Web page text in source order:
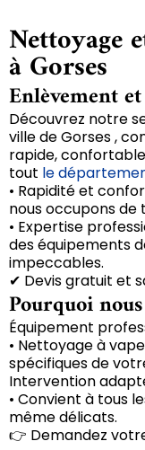
Nettoyage
à Gorses
Enlèvement
Découvrez notre
ville de Gorses ,
rapide,
tout le
• Rapidité et
nous occupons de
• Expertise
des équipements
impeccables.
✔ Devis gratuit et
Pourquoi
Équipement
• Nettoyage à
spécifiques de
Intervention
• Convient à tous
même délicats.
👉 Demandez